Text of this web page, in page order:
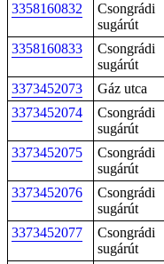
3358160832
Csongrádi
sugárút
3358160833
Csongrádi
sugárút
3373452073 Gáz utca
3373452074
Csongrádi
sugárút
3373452075
Csongrádi
sugárút
3373452076
Csongrádi
sugárút
3373452077
Csongrádi
sugárút